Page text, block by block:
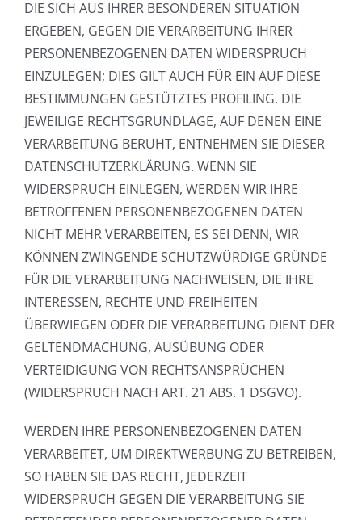
DIE SICH AUS IHRER BESONDEREN SITUATION
ERGEBEN, GEGEN DIE VERARBEITUNG IHRER
PERSONENBEZOGENEN DATEN WIDERSPRUCH
EINZULEGEN; DIES GILT AUCH FÜR EIN AUF DIESE
BESTIMMUNGEN GESTÜTZTES PROFILING. DIE
JEWEILIGE RECHTSGRUNDLAGE, AUF DENEN EINE
VERARBEITUNG BERUHT, ENTNEHMEN SIE DIESER
DATENSCHUTZERKLÄRUNG. WENN SIE
WIDERSPRUCH EINLEGEN, WERDEN WIR IHRE
BETROFFENEN PERSONENBEZOGENEN DATEN
NICHT MEHR VERARBEITEN, ES SEI DENN, WIR
KÖNNEN ZWINGENDE SCHUTZWÜRDIGE GRÜNDE
FÜR DIE VERARBEITUNG NACHWEISEN, DIE IHRE
INTERESSEN, RECHTE UND FREIHEITEN
ÜBERWIEGEN ODER DIE VERARBEITUNG DIENT DER
GELTENDMACHUNG, AUSÜBUNG ODER
VERTEIDIGUNG VON RECHTSANSPRÜCHEN
(WIDERSPRUCH NACH ART. 21 ABS. 1 DSGVO).
WERDEN IHRE PERSONENBEZOGENEN DATEN
VERARBEITET, UM DIREKTWERBUNG ZU BETREIBEN,
SO HABEN SIE DAS RECHT, JEDERZEIT
WIDERSPRUCH GEGEN DIE VERARBEITUNG SIE